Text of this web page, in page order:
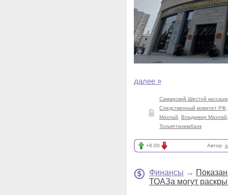
далее »
Самарский Шестой
Следственный комитет РФ
Махлай
Владимир Махлай
Тольяттихимбанк
+8.00 Автор:
Финансы →
ТОАЗа могут